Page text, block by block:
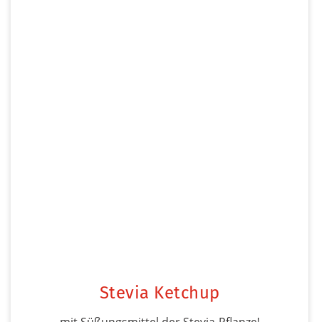
Stevia Ketchup